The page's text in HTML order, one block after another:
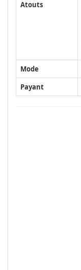
Atouts
Mode
Payant